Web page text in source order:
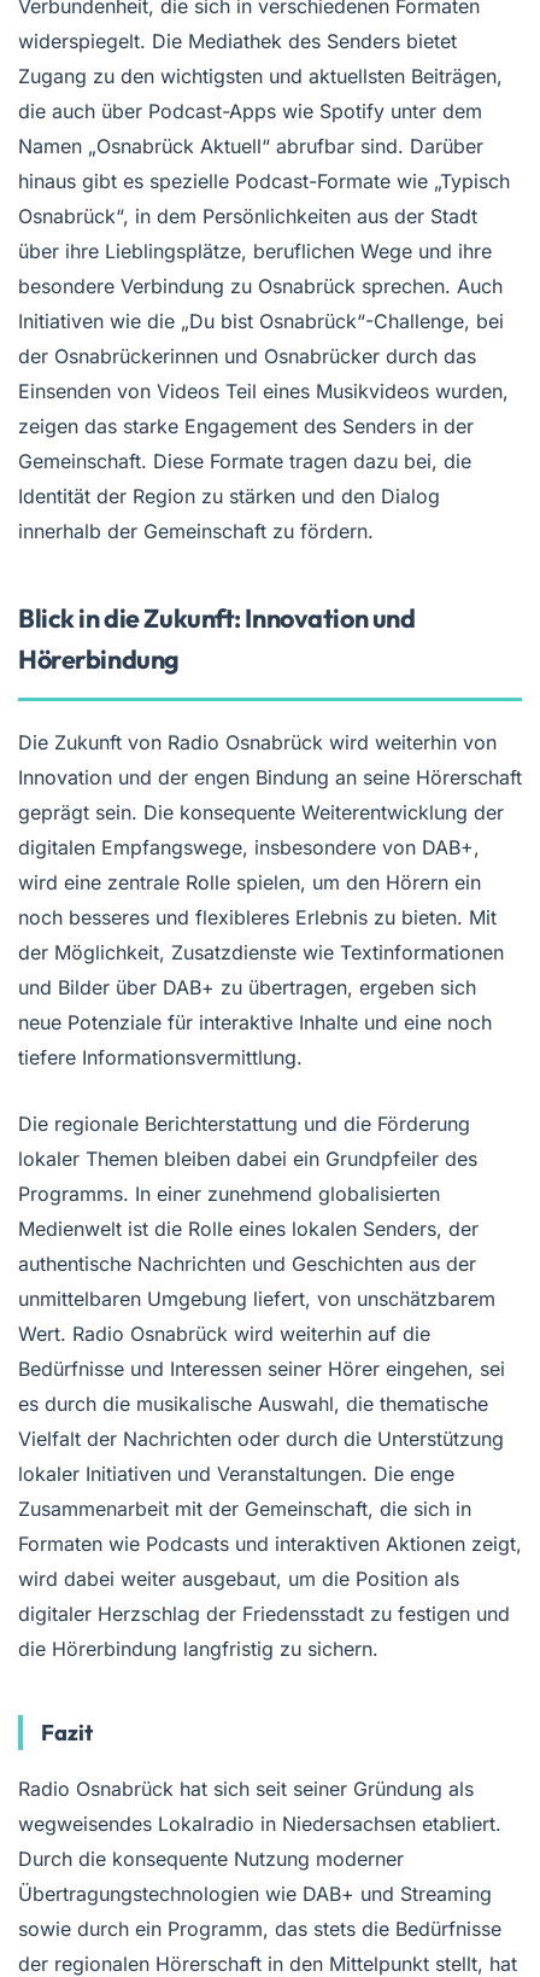
Verbundenheit, die sich in verschiedenen Formaten
widerspiegelt. Die Mediathek des Senders bietet
Zugang zu den wichtigsten und aktuellsten Beiträgen,
die auch über Podcast-Apps wie Spotify unter dem
Namen „Osnabrück Aktuell“ abrufbar sind. Darüber
hinaus gibt es spezielle Podcast-Formate wie „Typisch
Osnabrück“, in dem Persönlichkeiten aus der Stadt
über ihre Lieblingsplätze, beruflichen Wege und ihre
besondere Verbindung zu Osnabrück sprechen. Auch
Initiativen wie die „Du bist Osnabrück“-Challenge, bei
der Osnabrückerinnen und Osnabrücker durch das
Einsenden von Videos Teil eines Musikvideos wurden,
zeigen das starke Engagement des Senders in der
Gemeinschaft. Diese Formate tragen dazu bei, die
Identität der Region zu stärken und den Dialog
innerhalb der Gemeinschaft zu fördern.
Blick in die Zukunft: Innovation und
Hörerbindung
Die Zukunft von Radio Osnabrück wird weiterhin von
Innovation und der engen Bindung an seine Hörerschaft
geprägt sein. Die konsequente Weiterentwicklung der
digitalen Empfangswege, insbesondere von DAB+,
wird eine zentrale Rolle spielen, um den Hörern ein
noch besseres und flexibleres Erlebnis zu bieten. Mit
der Möglichkeit, Zusatzdienste wie Textinformationen
und Bilder über DAB+ zu übertragen, ergeben sich
neue Potenziale für interaktive Inhalte und eine noch
tiefere Informationsvermittlung.
Die regionale Berichterstattung und die Förderung
lokaler Themen bleiben dabei ein Grundpfeiler des
Programms. In einer zunehmend globalisierten
Medienwelt ist die Rolle eines lokalen Senders, der
authentische Nachrichten und Geschichten aus der
unmittelbaren Umgebung liefert, von unschätzbarem
Wert. Radio Osnabrück wird weiterhin auf die
Bedürfnisse und Interessen seiner Hörer eingehen, sei
es durch die musikalische Auswahl, die thematische
Vielfalt der Nachrichten oder durch die Unterstützung
lokaler Initiativen und Veranstaltungen. Die enge
Zusammenarbeit mit der Gemeinschaft, die sich in
Formaten wie Podcasts und interaktiven Aktionen zeigt,
wird dabei weiter ausgebaut, um die Position als
digitaler Herzschlag der Friedensstadt zu festigen und
die Hörerbindung langfristig zu sichern.
Fazit
Radio Osnabrück hat sich seit seiner Gründung als
wegweisendes Lokalradio in Niedersachsen etabliert.
Durch die konsequente Nutzung moderner
Übertragungstechnologien wie DAB+ und Streaming
sowie durch ein Programm, das stets die Bedürfnisse
der regionalen Hörerschaft in den Mittelpunkt stellt, hat